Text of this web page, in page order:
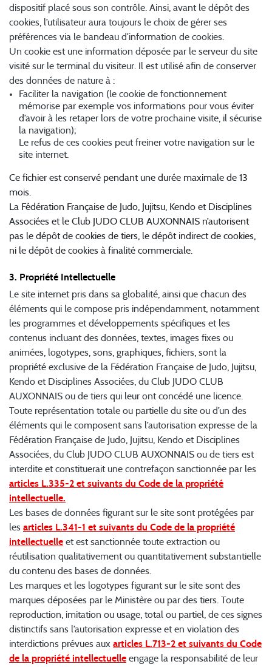
dispositif placé sous son contrôle. Ainsi, avant le dépôt des
cookies, l’utilisateur aura toujours le choix de gérer ses
préférences via le bandeau d’information de cookies.
Un cookie est une information déposée par le serveur du site
visité sur le terminal du visiteur. Il est utilisé afin de conserver
des données de nature à :
Faciliter la navigation (le cookie de fonctionnement
mémorise par exemple vos informations pour vous éviter
d’avoir à les retaper lors de votre prochaine visite, il sécurise
la navigation);
Le refus de ces cookies peut freiner votre navigation sur le
site internet.
Ce fichier est conservé pendant une durée maximale de 13
mois.
La Fédération Française de Judo, Jujitsu, Kendo et Disciplines
Associées et le Club JUDO CLUB AUXONNAIS n’autorisent
pas le dépôt de cookies de tiers, le dépôt indirect de cookies,
ni le dépôt de cookies à finalité commerciale.
3. Propriété Intellectuelle
Le site internet pris dans sa globalité, ainsi que chacun des
éléments qui le compose pris indépendamment, notamment
les programmes et développements spécifiques et les
contenus incluant des données, textes, images fixes ou
animées, logotypes, sons, graphiques, fichiers, sont la
propriété exclusive de la Fédération Française de Judo, Jujitsu,
Kendo et Disciplines Associées, du Club JUDO CLUB
AUXONNAIS ou de tiers qui leur ont concédé une licence.
Toute représentation totale ou partielle du site ou d’un des
éléments qui le composent sans l’autorisation expresse de la
Fédération Française de Judo, Jujitsu, Kendo et Disciplines
Associées, du Club JUDO CLUB AUXONNAIS ou de tiers est
interdite et constituerait une contrefaçon sanctionnée par les
articles L.335-2 et suivants du Code de la propriété
intellectuelle.
Les bases de données figurant sur le site sont protégées par
les articles L.341-1 et suivants du Code de la propriété
intellectuelle et est sanctionnée toute extraction ou
réutilisation qualitativement ou quantitativement substantielle
du contenu des bases de données.
Les marques et les logotypes figurant sur le site sont des
marques déposées par le Ministère ou par des tiers. Toute
reproduction, imitation ou usage, total ou partiel, de ces signes
distinctifs sans l’autorisation expresse et en violation des
interdictions prévues aux articles L.713-2 et suivants du Code
de la propriété intellectuelle engage la responsabilité de leur